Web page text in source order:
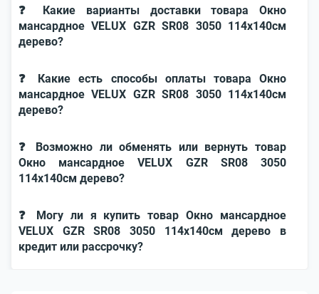
❓ Какие варианты доставки товара Окно
мансардное VELUX GZR SR08 3050 114x140см
дерево?
❓ Какие есть способы оплаты товара Окно
мансардное VELUX GZR SR08 3050 114x140см
дерево?
❓ Возможно ли обменять или вернуть товар
Окно мансардное VELUX GZR SR08 3050
114x140см дерево?
❓ Могу ли я купить товар Окно мансардное
VELUX GZR SR08 3050 114x140см дерево в
кредит или рассрочку?